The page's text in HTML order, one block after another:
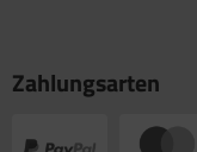
Zahlungsarten